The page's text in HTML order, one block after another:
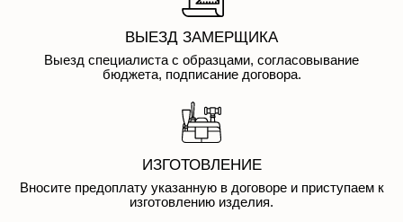
ВЫЕЗД ЗАМЕРЩИКА
Выезд специалиста с образцами, согласовывание
бюджета, подписание договора.
ИЗГОТОВЛЕНИЕ
Вносите предоплату указанную в договоре и приступаем к
изготовлению изделия.